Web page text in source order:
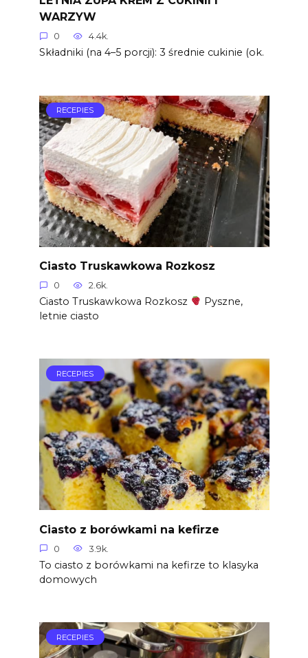
WARZYW
0 4.4k.
Składniki (na 4–5 porcji): 3 średnie cukinie (ok.
RECEPIES
Ciasto Truskawkowa Rozkosz
0 2.6k.
Ciasto Truskawkowa Rozkosz
Pyszne,
letnie ciasto
RECEPIES
Ciasto z borówkami na kefirze
0 3.9k.
To ciasto z borówkami na kefirze to klasyka
domowych
RECEPIES